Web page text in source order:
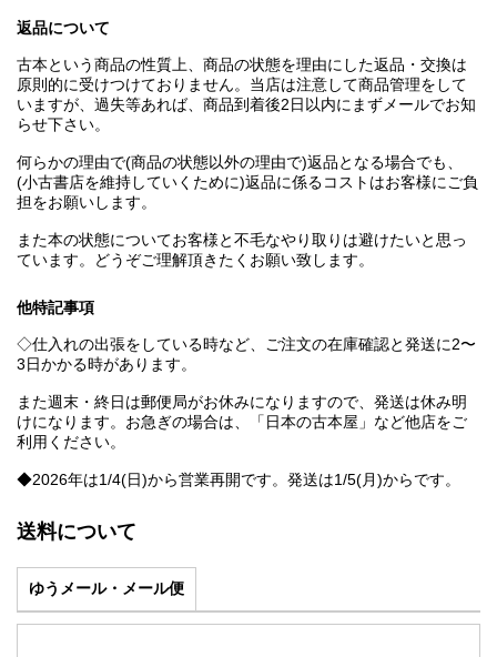
返品について
古本という商品の性質上、商品の状態を理由にした返品・交換は
原則的に受けつけておりません。当店は注意して商品管理をして
いますが、過失等あれば、商品到着後2日以内にまずメールでお知
らせ下さい。
何らかの理由で(商品の状態以外の理由で)返品となる場合でも、
(小古書店を維持していくために)返品に係るコストはお客様にご負
担をお願いします。
また本の状態についてお客様と不毛なやり取りは避けたいと思っ
ています。どうぞご理解頂きたくお願い致します。
他特記事項
◇仕入れの出張をしている時など、ご注文の在庫確認と発送に2〜
3日かかる時があります。
また週末・終日は郵便局がお休みになりますので、発送は休み明
けになります。お急ぎの場合は、「日本の古本屋」など他店をご
利用ください。
◆2026年は1/4(日)から営業再開です。発送は1/5(月)からです。
送料について
ゆうメール・メール便